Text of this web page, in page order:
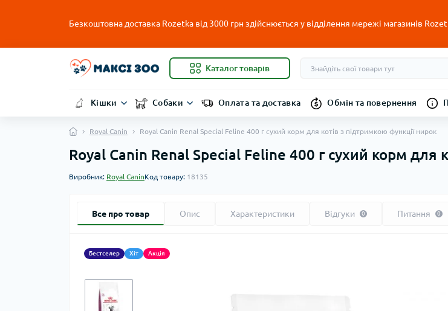
Безкоштовна доставка Rozetka від 3000 грн здійснюється у відділення мережі магазинів
Каталог товарів
Кішки Собаки Оплата та доставка Обмін та повернення
Royal Canin Royal Canin Renal Special Feline 400 г сухий корм для котів з підтримкою функції нирок
Royal Canin Renal Special Feline 400 г сухий корм для
Виробник: Royal CaninКод товару: 18135
Все про товар Опис Характеристики Відгуки 0 Питання 0
Бестселер Хіт Акція